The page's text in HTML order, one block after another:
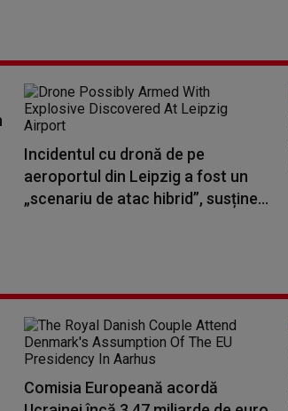
Incidentul cu dronă de pe
aeroportul din Leipzig a fost un
„scenariu de atac hibrid”, susține...
Comisia Europeană acordă